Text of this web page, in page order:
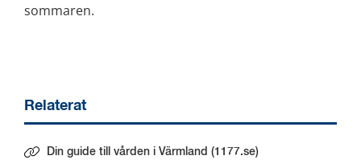
sommaren.
Relaterat
Din guide till vården i Värmland (1177.se)
Länk till annan webbplats.